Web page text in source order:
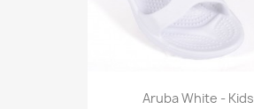
Aruba White - Kids